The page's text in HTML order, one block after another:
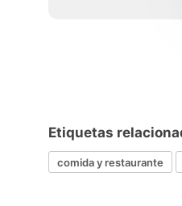
Etiquetas
comida y restaurante